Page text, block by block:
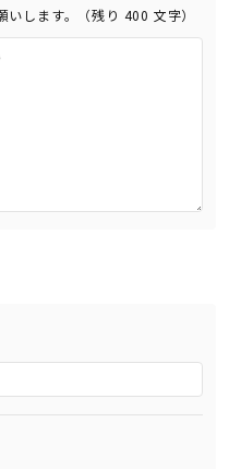
します。（残り 400 文字）